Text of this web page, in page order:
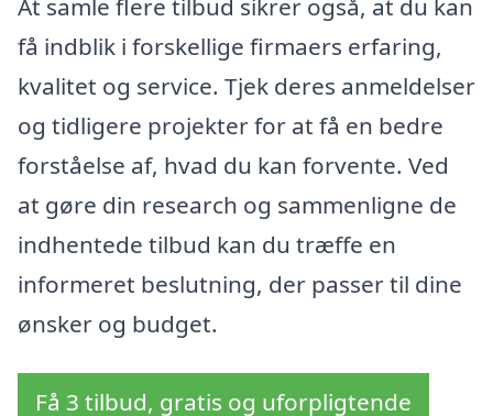
At samle flere tilbud sikrer også, at du kan
få indblik i forskellige firmaers erfaring,
kvalitet og service. Tjek deres anmeldelser
og tidligere projekter for at få en bedre
forståelse af, hvad du kan forvente. Ved
at gøre din research og sammenligne de
indhentede tilbud kan du træffe en
informeret beslutning, der passer til dine
ønsker og budget.
Få 3 tilbud, gratis og uforpligtende